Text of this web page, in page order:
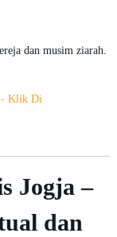
dan musim ziarah.
Jogja –
dan